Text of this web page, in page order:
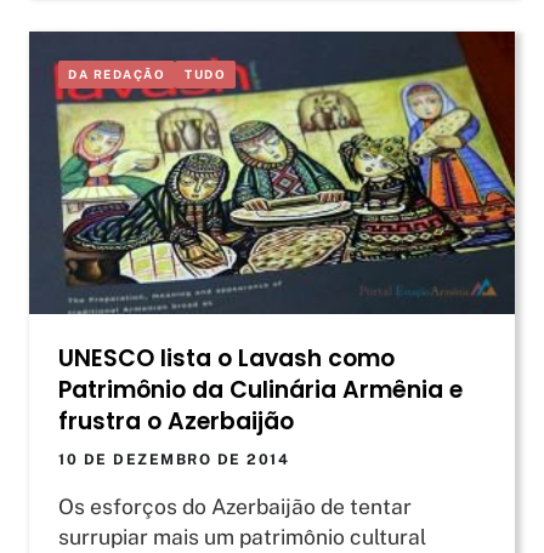
DA REDAÇÃO TUDO
UNESCO lista o Lavash como
Patrimônio da Culinária Armênia e
frustra o Azerbaijão
10 DE DEZEMBRO DE 2014
Os esforços do Azerbaijão de tentar
surrupiar mais um patrimônio cultural